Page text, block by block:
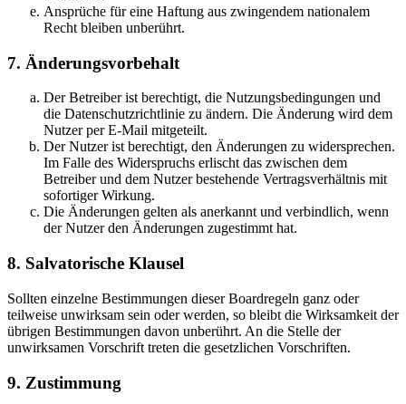
Ansprüche für eine Haftung aus zwingendem nationalem
Recht bleiben unberührt.
7. Änderungsvorbehalt
Der Betreiber ist berechtigt, die Nutzungsbedingungen und
die Datenschutzrichtlinie zu ändern. Die Änderung wird dem
Nutzer per E-Mail mitgeteilt.
Der Nutzer ist berechtigt, den Änderungen zu widersprechen.
Im Falle des Widerspruchs erlischt das zwischen dem
Betreiber und dem Nutzer bestehende Vertragsverhältnis mit
sofortiger Wirkung.
Die Änderungen gelten als anerkannt und verbindlich, wenn
der Nutzer den Änderungen zugestimmt hat.
8. Salvatorische Klausel
Sollten einzelne Bestimmungen dieser Boardregeln ganz oder
teilweise unwirksam sein oder werden, so bleibt die Wirksamkeit der
übrigen Bestimmungen davon unberührt. An die Stelle der
unwirksamen Vorschrift treten die gesetzlichen Vorschriften.
9. Zustimmung